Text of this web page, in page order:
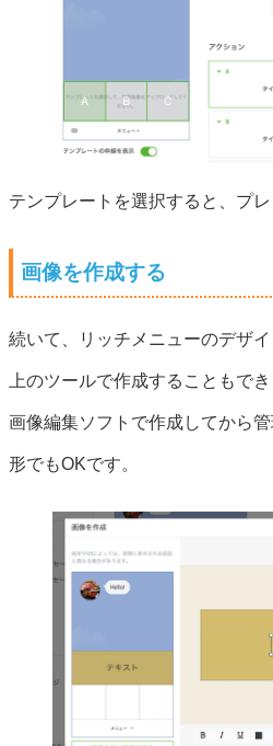
テンプレートを選択すると、プ
画像を作成する
続いて、リッチメニューのデザ
上のツールで作成することもで
画像編集ソフトで作成してから
形でもOKです。